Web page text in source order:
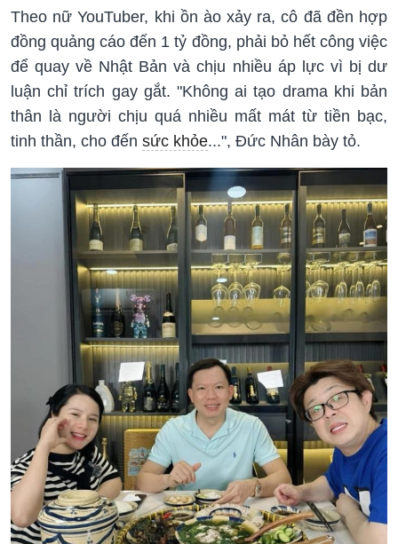
Theo nữ YouTuber, khi ồn ào xảy ra, cô đã đền hợp
đồng quảng cáo đến 1 tỷ đồng, phải bỏ hết công việc
để quay về Nhật Bản và chịu nhiều áp lực vì bị dư
luận chỉ trích gay gắt. "Không ai tạo drama khi bản
thân là người chịu quá nhiều mất mát từ tiền bạc,
tinh thần, cho đến sức khỏe...", Đức Nhân bày tỏ.